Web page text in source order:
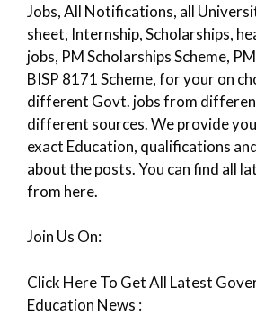
Jobs, All Notifications, all
sheet, Internship, Scholarships,
jobs, PM Scholarships Scheme,
BISP 8171 Scheme, for your on
different Govt. jobs from
different sources. We provide
exact Education, qualifications
about the posts. You can find all
from here.
Join Us On:
Click Here To Get All Latest
Education News :